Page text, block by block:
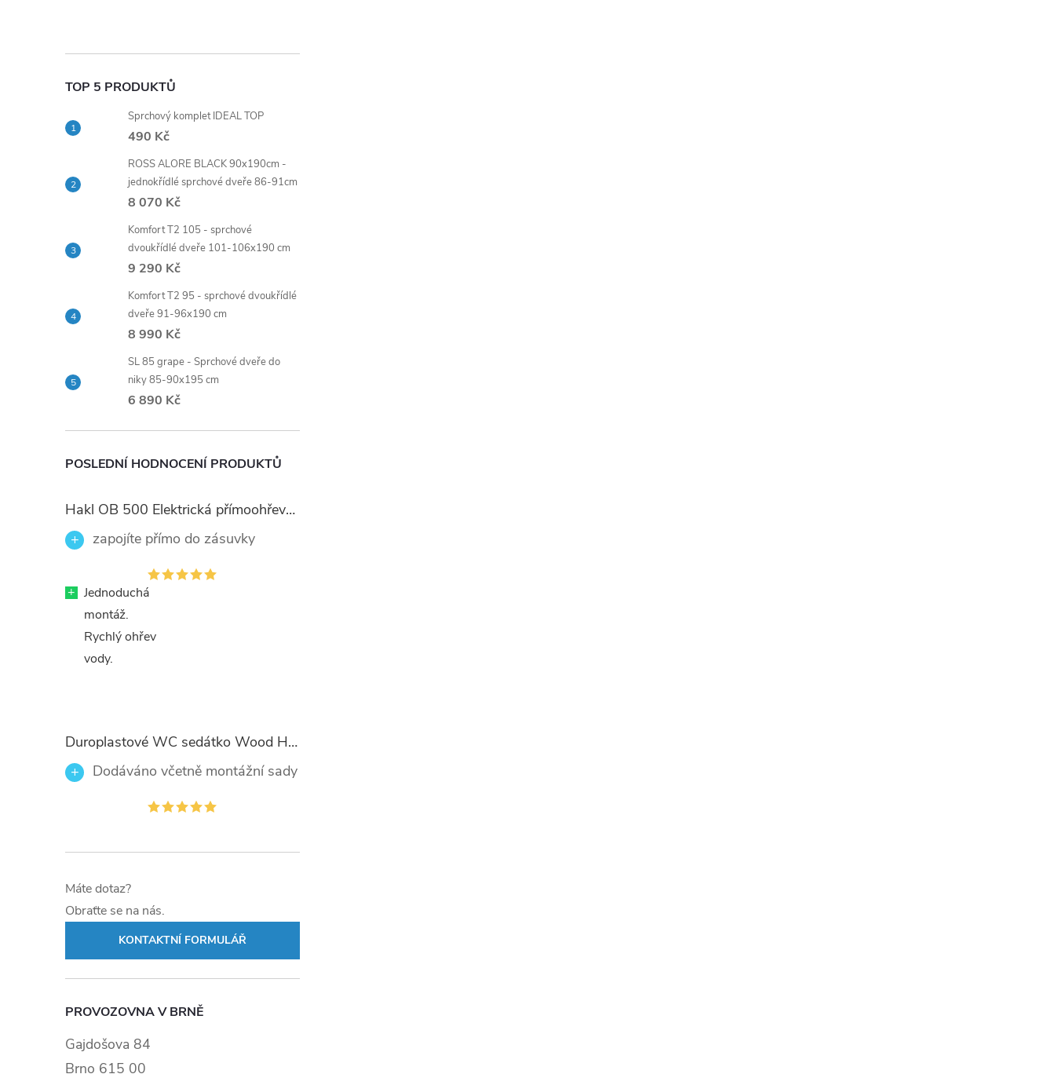
TOP 5 PRODUKTŮ
Sprchový komplet IDEAL TOP
490 Kč
ROSS ALORE BLACK 90x190cm -
jednokřídlé sprchové dveře 86-91cm
8 070 Kč
Komfort T2 105 - sprchové
dvoukřídlé dveře 101-106x190 cm
9 290 Kč
Komfort T2 95 - sprchové dvoukřídlé
dveře 91-96x190 cm
8 990 Kč
SL 85 grape - Sprchové dveře do
niky 85-90x195 cm
6 890 Kč
POSLEDNÍ HODNOCENÍ PRODUKTŮ
Hakl OB 500 Elektrická přímoohřevná vodovodní baterie, černé flexi ramínko
zapojíte přímo do zásuvky
+ Jednoduchá
montáž.
Rychlý ohřev
vody.
Duroplastové WC sedátko Wood Heart 82377 se zpomalovacím mechanismem SOFT-CLOSE
Dodáváno včetně montážní sady
Máte dotaz?
Obraťte se na nás.
KONTAKTNÍ FORMULÁŘ
PROVOZOVNA V BRNĚ
Gajdošova 84
Brno 615 00